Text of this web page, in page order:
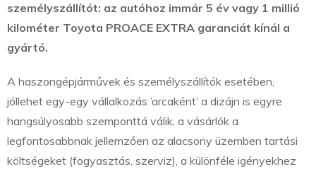
személyszállítót: az autóhoz immár 5 év vagy 1 millió
kilométer Toyota PROACE EXTRA garanciát kínál a
gyártó.
A haszongépjárművek és személyszállítók esetében,
jóllehet egy-egy vállalkozás ’arcaként’ a dizájn is egyre
hangsúlyosabb szemponttá válik, a vásárlók a
legfontosabbnak jellemzően az alacsony üzemben tartási
költségeket (fogyasztás, szerviz), a különféle igényekhez